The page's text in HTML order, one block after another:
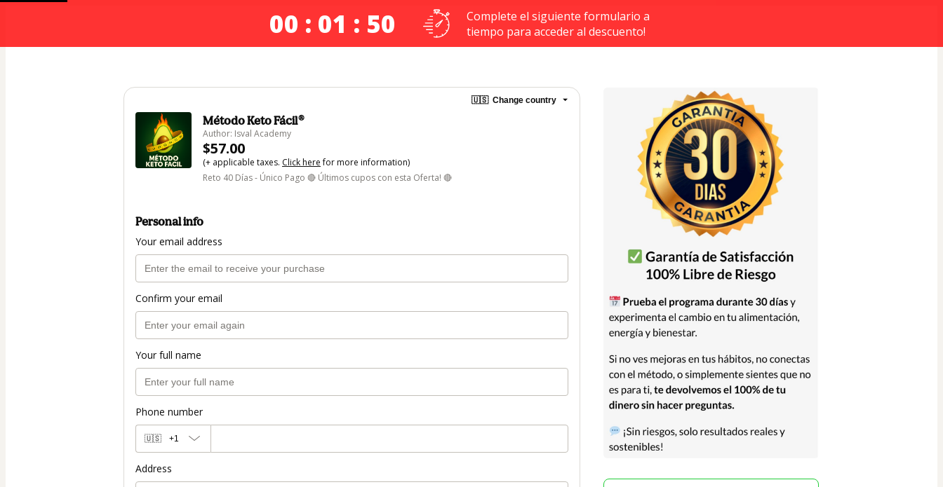
00 : 01 : 49
Complete el siguiente formulario a
tiempo para acceder al descuento!
🇺🇸 Change country
Método Keto Fácil®
Author: Isval Academy
$57.00
(+ applicable taxes. Click herefor more information)
Reto 40 Días - Único Pago 🔴 Últimos cupos con esta Oferta! 🔴
Personal info
Your email address
Confirm your email
Your full name
Phone number
🇺🇸 +1
Address